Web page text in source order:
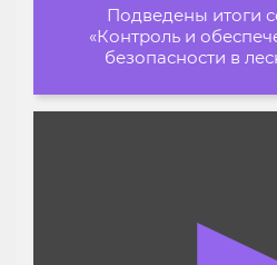
Подведены итоги
«Контроль и
безопасности в